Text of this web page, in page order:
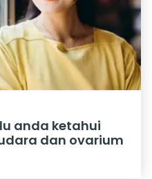
anda ketahui
dan ovarium